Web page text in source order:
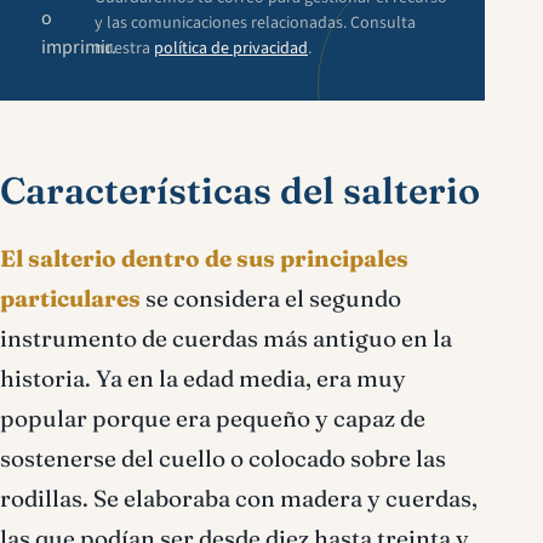
o
imprimir.
y las comunicaciones relacionadas. Consulta
nuestra política de privacidad.
Características del salterio
El salterio dentro de sus principales
particulares se considera el segundo
instrumento de cuerdas más antiguo en la
historia. Ya en la edad media, era muy
popular porque era pequeño y capaz de
sostenerse del cuello o colocado sobre las
rodillas. Se elaboraba con madera y cuerdas,